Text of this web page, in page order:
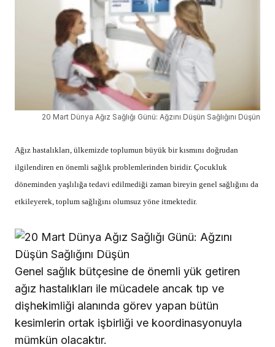
20 Mart Dünya Ağız Sağlığı Günü: Ağzını Düşün Sağlığını Düşün
Ağız hastalıkları, ülkemizde toplumun büyük bir kısmını doğrudan
ilgilendiren en önemli sağlık problemlerinden biridir. Çocukluk
döneminden yaşlılığa tedavi edilmediği zaman bireyin genel sağlığını da
etkileyerek, toplum sağlığını olumsuz yöne itmektedir.
Genel sağlık bütçesine de önemli yük getiren
ağız hastalıkları ile mücadele ancak tıp ve
dişhekimliği alanında görev yapan bütün
kesimlerin ortak işbirliği ve koordinasyonuyla
mümkün olacaktır.